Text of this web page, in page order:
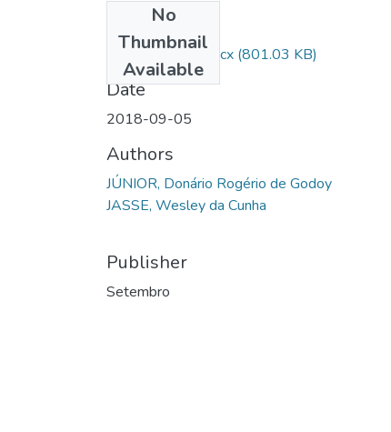
No
Thumbnail
Available
donario rogerio.docx (801.03 KB)
Date
2018-09-05
Authors
JÚNIOR, Donário Rogério de Godoy
JASSE, Wesley da Cunha
Publisher
Setembro